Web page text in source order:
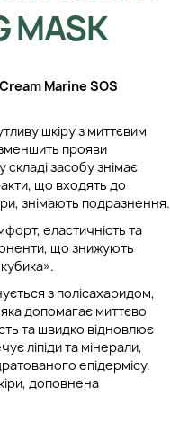
MASK
Marine SOS
шкіру з миттєвим
прояви
складі засобу знімає
що входять до
знімають подразнення.
еластичність та
що знижують
з полісахаридом,
допомагає миттєво
та швидко відновлює
ліпіди та мінерали,
епідермісу.
доповнена